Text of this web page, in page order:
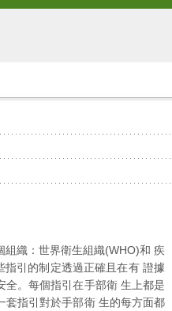
組織：世界衛生組織(WHO)和 疾
引的制定透過正確且在有 證據
全。每個指引在手部衛 生上都是
套指引對於手部衛 生的每方面都